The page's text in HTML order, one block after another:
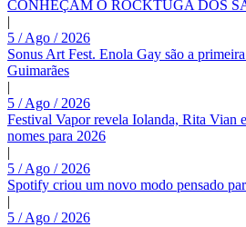
CONHEÇAM O ROCKTUGA DOS
|
5 / Ago / 2026
Sonus Art Fest. Enola Gay são a
Guimarães
|
5 / Ago / 2026
Festival Vapor revela Iolanda, Rita Vian
nomes para 2026
|
5 / Ago / 2026
Spotify criou um novo modo pensado
|
5 / Ago / 2026